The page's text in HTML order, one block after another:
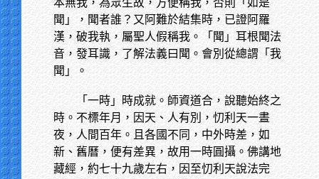
本無我，為眾生故，方便稱我，否則「如是
聞」，聞者誰？又阿難於結集時，已證阿羅
漢，破我執，屬聖人假稱我。「聞」耳根聞法
音，發耳識，了解法義曰聞。會別從總謂「我
聞」。
「一時」時成就。師資道合，說聽始終之
時。不標年月，因天、人有別，忉利天一晝
夜，人間百年。且各國不同，中外時差，如
新、舊曆，便有差異，故用一時圓攝。佛講地
藏經，約七十九歲左右，因至忉利天說法完